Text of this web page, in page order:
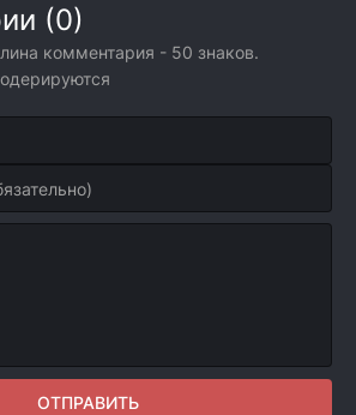
(0)
комментария - 50 знаков.
ОТПРАВИТЬ